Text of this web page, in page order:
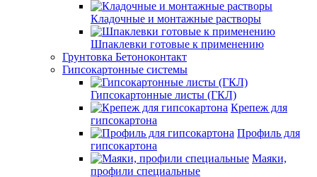
Кладочные и монтажные растворы
Шпаклевки готовые к применению
Грунтовка Бетоноконтакт
Гипсокартонные системы
Гипсокартонные листы (ГКЛ)
Крепеж для
гипсокартона
Профиль для
гипсокартона
Маяки,
профили специальные